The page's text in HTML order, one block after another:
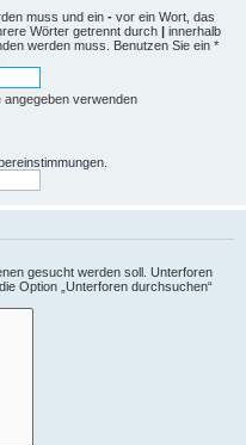
muss und ein - vor ein Wort, das
Wörter getrennt durch | innerhalb
werden muss. Benutzen Sie ein *
angegeben verwenden
gesucht werden soll. Unterforen
Option „Unterforen durchsuchen“